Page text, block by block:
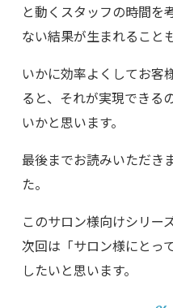
と動くスタッフの時間を
ない結果が生まれること
いかに効率よくしてお客
ると、それが実現できる
いかと思います。
最後までお読みいただき
た。
このサロン様向けシリー
次回は「サロン様にとっ
したいと思います。